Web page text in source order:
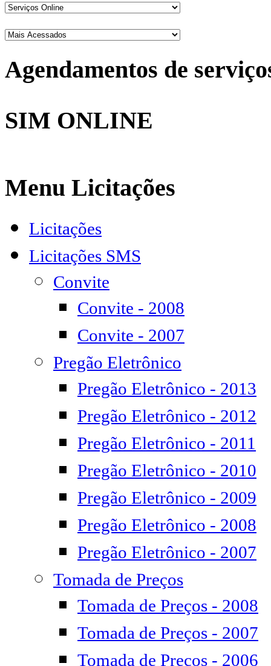
Agendamentos de
SIM ONLINE
Menu Licitações
Licitações
Licitações SMS
Convite
Convite - 2008
Convite - 2007
Pregão Eletrônico
Pregão Eletrônico - 2013
Pregão Eletrônico - 2012
Pregão Eletrônico - 2011
Pregão Eletrônico - 2010
Pregão Eletrônico - 2009
Pregão Eletrônico - 2008
Pregão Eletrônico - 2007
Tomada de Preços
Tomada de Preços - 2008
Tomada de Preços - 2007
Tomada de Preços - 2006